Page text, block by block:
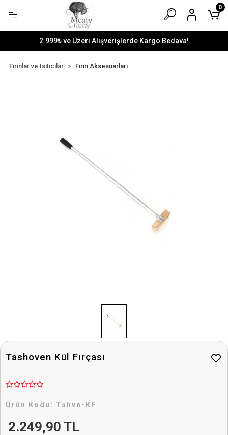
2.999₺ ve Üzeri Alışverişlerde Kargo Bedava!
0
Fırınlar ve Isıtıcılar Fırın Aksesuarları
Tashoven Kül Fırçası
Ürün Kodu: Tshvn-KF
2.249,90 TL